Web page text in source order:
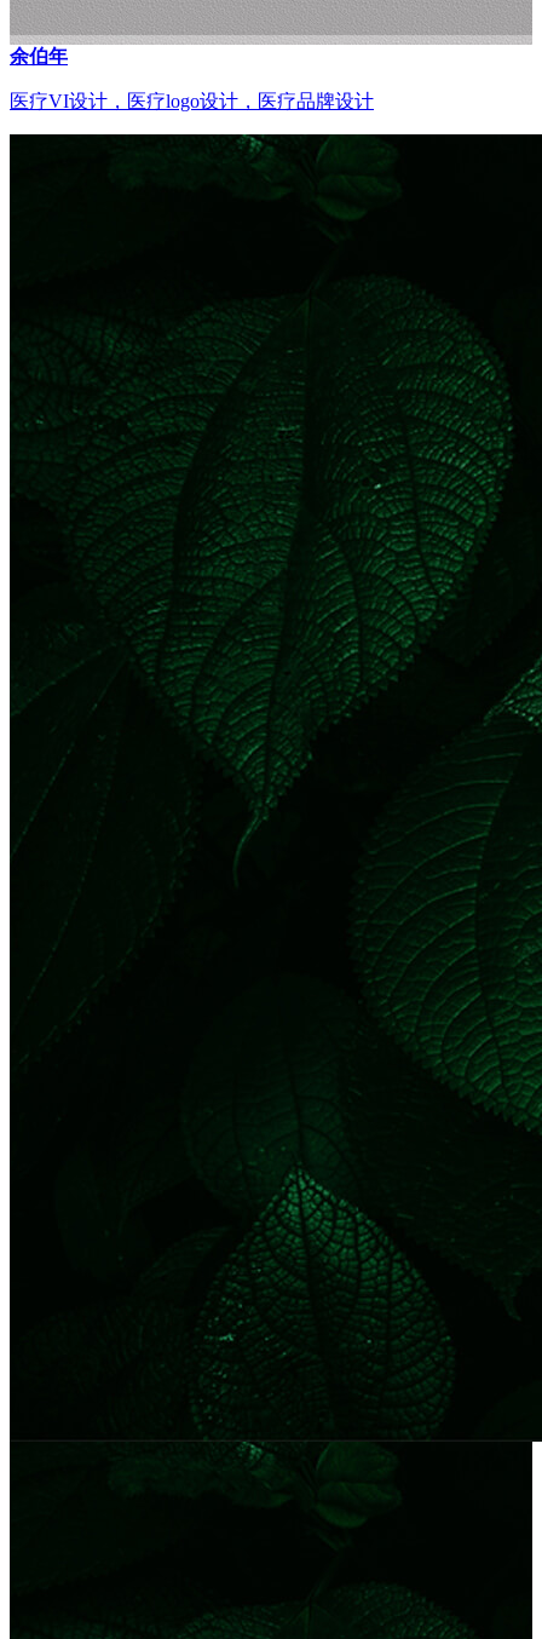
余伯年
医疗VI设计，医疗logo设计，医疗品牌设计